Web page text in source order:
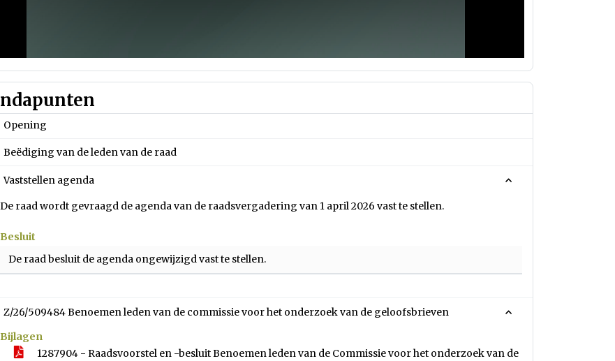
Opening
Beëdiging van de leden van de raad
Vaststellen agenda
De raad wordt gevraagd de agenda van de raadsvergadering van 1 april 2026 vast te stellen.
Besluit
De raad besluit de agenda ongewijzigd vast te stellen.
Z/26/509484 Benoemen leden van de commissie voor het onderzoek van de geloofsbrieven
Bijlagen
1287904 - Raadsvoorstel en -besluit Benoemen leden van de Commissie voor het onderzoek van de